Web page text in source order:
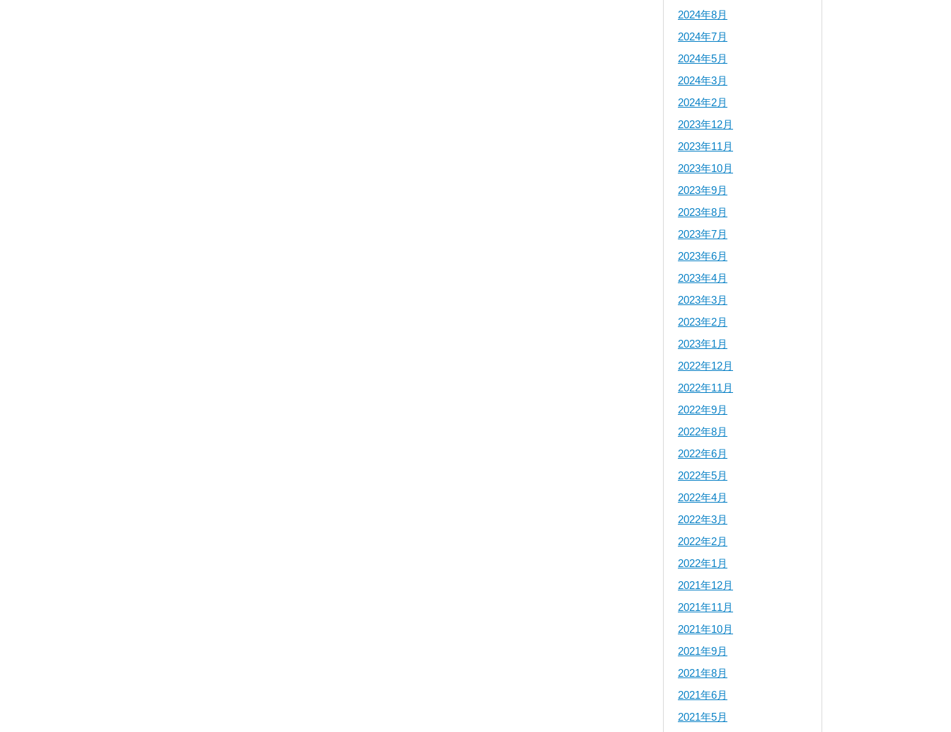
2024年8月
2024年7月
2024年5月
2024年3月
2024年2月
2023年12月
2023年11月
2023年10月
2023年9月
2023年8月
2023年7月
2023年6月
2023年4月
2023年3月
2023年2月
2023年1月
2022年12月
2022年11月
2022年9月
2022年8月
2022年6月
2022年5月
2022年4月
2022年3月
2022年2月
2022年1月
2021年12月
2021年11月
2021年10月
2021年9月
2021年8月
2021年6月
2021年5月